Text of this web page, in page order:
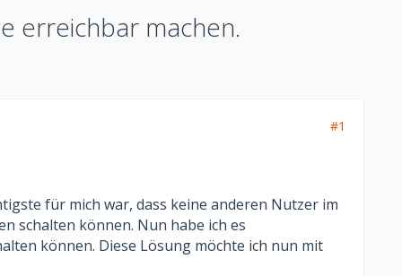
erreichbar machen.
#1
für mich war, dass keine anderen Nutzer im
schalten können. Nun habe ich es
können. Diese Lösung möchte ich nun mit